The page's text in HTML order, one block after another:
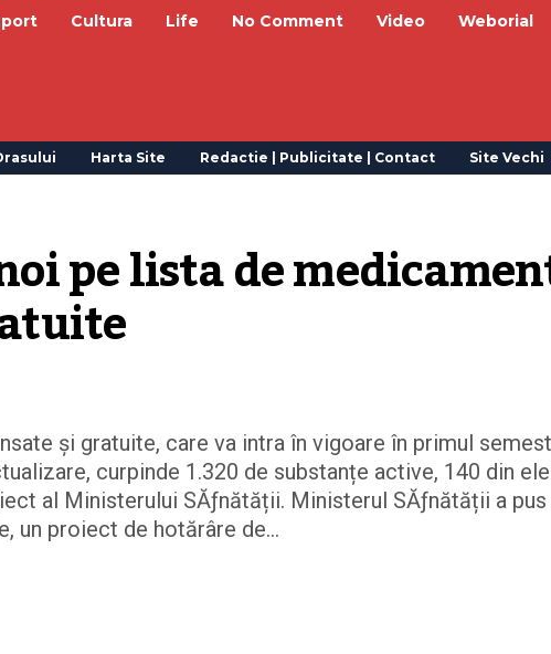
Cultura Life No Comment Video
Weborial
Harta Site Redactie | Publicitate | Contact Site Vechi
pe lista de
și gratuite, care va intra în vigoare în primul
curpinde 1.320 de substanțe active, 140 din ele
al Ministerului SĂƒnătății. Ministerul SĂƒnătății a pus
un proiect de hotărâre de...